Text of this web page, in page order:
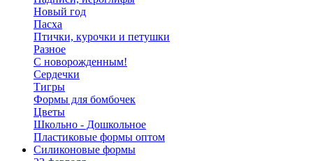
Новый год
Пасха
Птички, курочки и петушки
Разное
С новорожденным!
Сердечки
Тигры
Формы для бомбочек
Цветы
Школьно - Дошкольное
Пластиковые формы оптом
Силиконовые формы